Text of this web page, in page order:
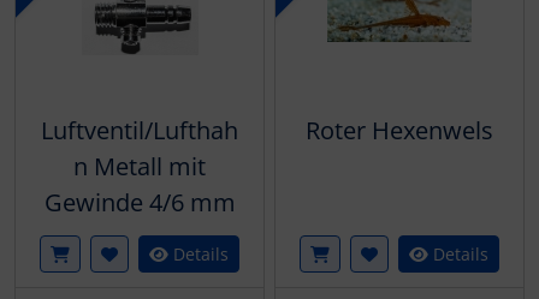
Luftventil/Lufthah
n Metall mit
Gewinde 4/6 mm
Details
Roter Hexenwels
Details